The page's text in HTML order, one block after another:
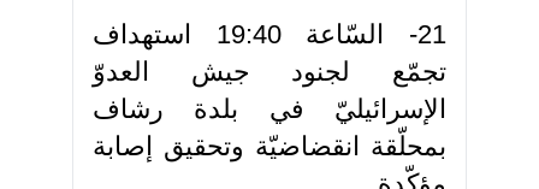
21- السّاعة 19:40 استهداف
تجمّع لجنود جيش العدوّ
الإسرائيليّ في بلدة رشاف
بمحلّقة انقضاضيّة وتحقيق إصابة